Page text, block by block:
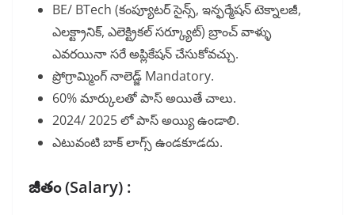
BE/ BTech (కంప్యూటర్ సైన్స్, ఇన్ఫర్మేషన్ టెక్నాలజీ,
ఎలక్ట్రానిక్, ఎలెక్ట్రికల్ సర్క్యూట్) బ్రాంచ్ వాళ్ళు
ఎవరయినా సరే అప్లికేషన్ చేసుకోవచ్చు.
ప్రోగ్రామ్మింగ్ నాలెడ్జ్ Mandatory.
60% మార్కులతో పాస్ అయితే చాలు.
2024/ 2025 లో పాస్ అయ్యి ఉండాలి.
ఎటువంటి బాక్ లాగ్స్ ఉండకూడదు.
జీతం (Salary) :